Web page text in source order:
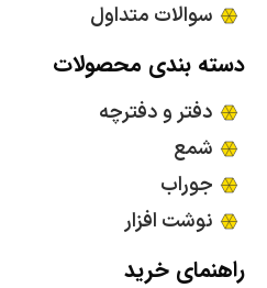
سوالات متداول
دسته بندی محصولات
دفتر و دفترچه
شمع
جوراب
نوشت افزار
راهنمای خرید